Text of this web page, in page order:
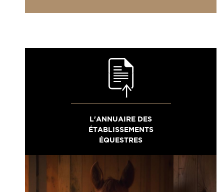
L'ANNUAIRE DES
ÉTABLISSEMENTS
ÉQUESTRES